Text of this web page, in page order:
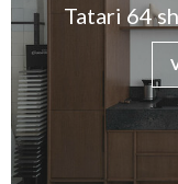
Tatari 64